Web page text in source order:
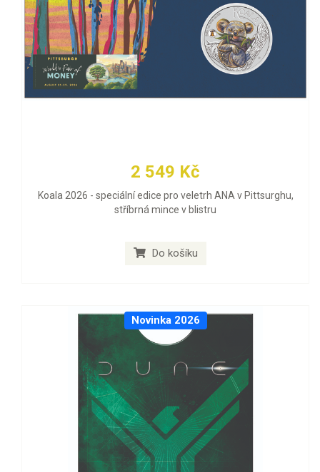
2 549 Kč
Koala 2026 - speciální edice pro veletrh ANA v Pittsurghu,
stříbrná mince v blistru
Do košíku
Novinka 2026